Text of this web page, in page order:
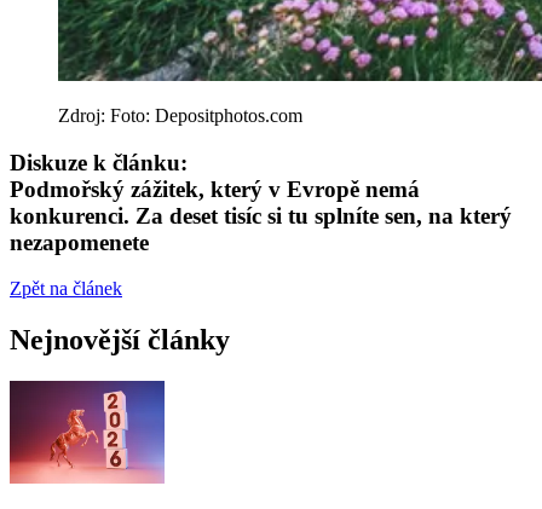
Zdroj: Foto: Depositphotos.com
Diskuze k článku:
Podmořský zážitek, který v Evropě nemá
konkurenci. Za deset tisíc si tu splníte sen, na který
nezapomenete
Zpět na článek
Nejnovější články